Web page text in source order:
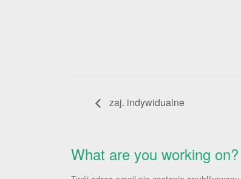
zaj. indywidualne
What are you working on?